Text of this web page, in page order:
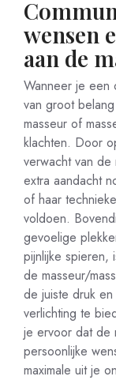
wensen
aan de
Wanneer je een
van groot
masseur of
klachten. Door
verwacht van
extra aandacht
of haar
voldoen.
gevoelige
pijnlijke spieren,
de masseur/
de juiste druk
verlichting te
je ervoor dat de
persoonlijke
maximale uit je